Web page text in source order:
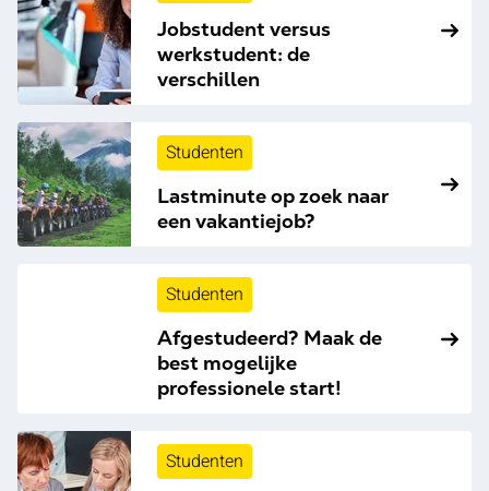
Jobstudent versus
werkstudent: de
verschillen
Studenten
Lastminute op zoek naar
een vakantiejob?
Studenten
Afgestudeerd? Maak de
best mogelijke
professionele start!
Studenten